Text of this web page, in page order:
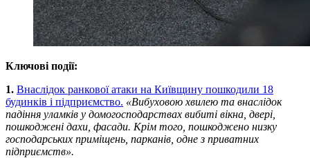
Ключові події:
1. Внаслідок ранкової атаки на Київщину пошкодили 18
будинків і підприємство. «Вибуховою хвилею та внаслідок
падіння уламків у домогосподарствах вибиті вікна, двері,
пошкоджені дахи, фасади. Крім того, пошкоджено низку
господарських приміщень, парканів, одне з приватних
підприємств».